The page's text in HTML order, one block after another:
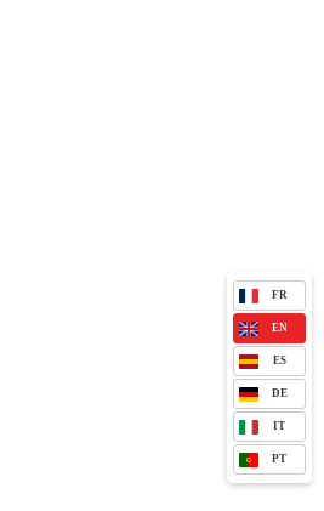
FR
EN
ES
DE
IT
PT